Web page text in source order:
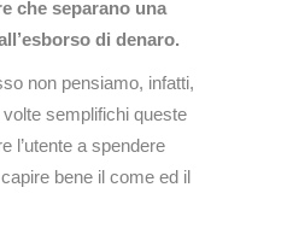
che separano una
di denaro.
non pensiamo, infatti,
semplifichi queste
l’utente a spendere
bene il come ed il